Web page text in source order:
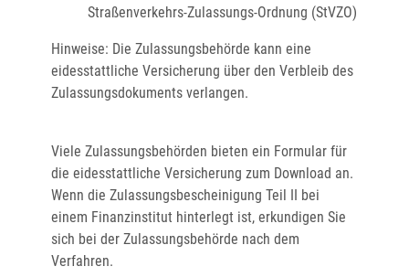
Straßenverkehrs-Zulassungs-Ordnung (StVZO)
Hinweise: Die Zulassungsbehörde kann eine
eidesstattliche Versicherung über den Verbleib des
Zulassungsdokuments verlangen.
Viele Zulassungsbehörden bieten ein Formular für
die eidesstattliche Versicherung zum Download an.
Wenn die Zulassungsbescheinigung Teil II bei
einem Finanzinstitut hinterlegt ist, erkundigen Sie
sich bei der Zulassungsbehörde nach dem
Verfahren.